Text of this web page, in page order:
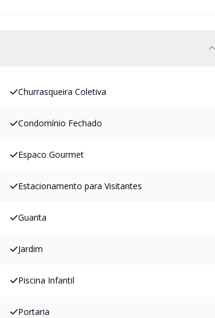
Churrasqueira Coletiva
Condomínio Fechado
Espaco Gourmet
Estacionamento para Visitantes
Guarita
Jardim
Piscina Infantil
Portaria